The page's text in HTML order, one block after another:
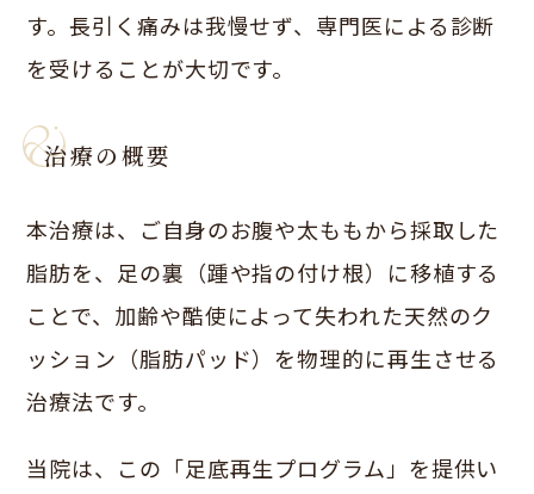
す。長引く痛みは我慢せず、専門医による診断
を受けることが大切です。
治療の概要
本治療は、ご自身のお腹や太ももから採取した
脂肪を、足の裏（踵や指の付け根）に移植する
ことで、加齢や酷使によって失われた天然のク
ッション（脂肪パッド）を物理的に再生させる
治療法です。
当院は、この「足底再生プログラム」を提供い